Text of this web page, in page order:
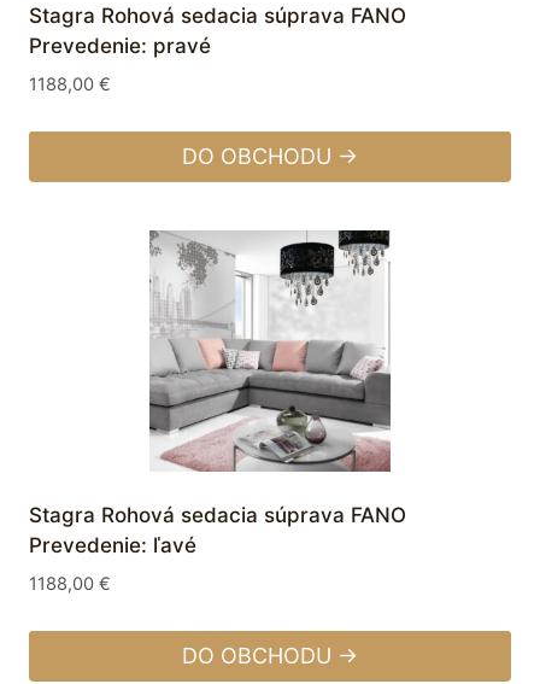
Stagra Rohová sedacia súprava FANO
Prevedenie: pravé
1188,00 €
DO OBCHODU →
Stagra Rohová sedacia súprava FANO
Prevedenie: ľavé
1188,00 €
DO OBCHODU →